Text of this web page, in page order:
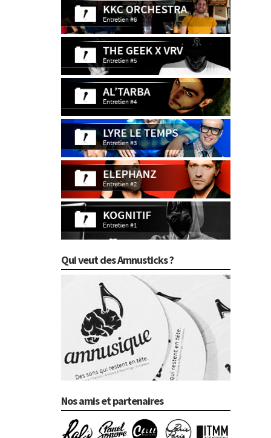
Qui veut des Amnusticks ?
Nos amis et partenaires